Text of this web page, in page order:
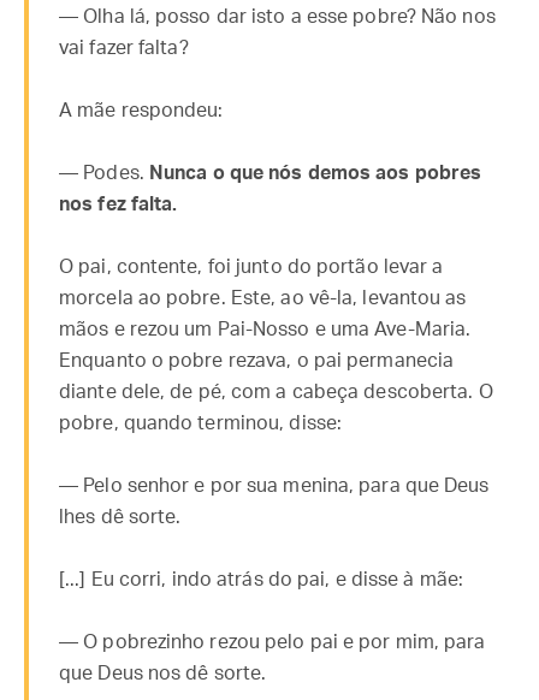
— Olha lá, posso dar isto a esse pobre? Não nos
vai fazer falta?
A mãe respondeu:
— Podes. Nunca o que nós demos aos pobres
nos fez falta.
O pai, contente, foi junto do portão levar a
morcela ao pobre. Este, ao vê-la, levantou as
mãos e rezou um Pai-Nosso e uma Ave-Maria.
Enquanto o pobre rezava, o pai permanecia
diante dele, de pé, com a cabeça descoberta. O
pobre, quando terminou, disse:
— Pelo senhor e por sua menina, para que Deus
lhes dê sorte.
[...] Eu corri, indo atrás do pai, e disse à mãe:
— O pobrezinho rezou pelo pai e por mim, para
que Deus nos dê sorte.